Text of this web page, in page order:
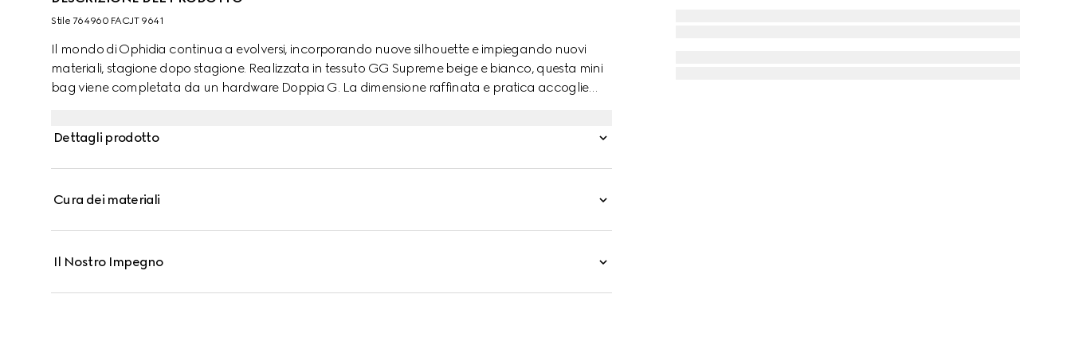
Stile ‎764960 FACJT 9641
Il mondo di Ophidia continua a evolversi, incorporando nuove silhouette e impiegando nuovi
materiali, stagione dopo stagione. Realizzata in tessuto GG Supreme beige e bianco, questa mini
bag viene completata da un hardware Doppia G. La dimensione raffinata e pratica accoglie
Dettagli prodotto
Cura dei materiali
Il Nostro Impegno